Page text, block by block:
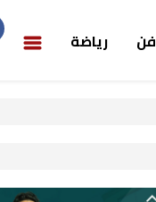
فن رياضة